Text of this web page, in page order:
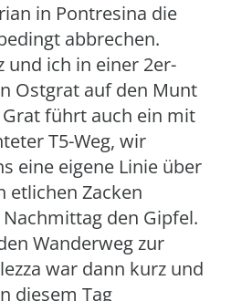
in Pontresina die
abbrechen.
und ich in einer 2er-
Ostgrat auf den Munt
Grat führt auch ein mit
T5-Weg, wir
eine eigene Linie über
etlichen Zacken
den Gipfel.
Wanderweg zur
war dann kurz und
diesem Tag